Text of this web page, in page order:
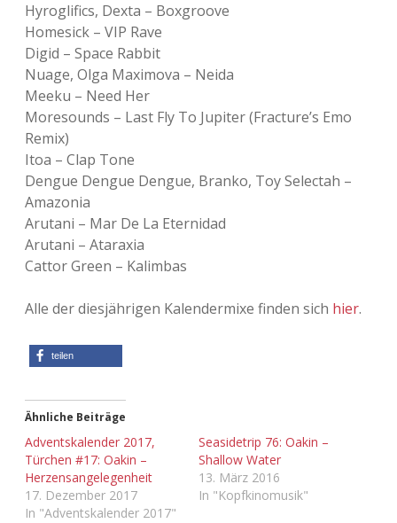
Hyroglifics, Dexta – Boxgroove
Homesick – VIP Rave
Digid – Space Rabbit
Nuage, Olga Maximova – Neida
Meeku – Need Her
Moresounds – Last Fly To Jupiter (Fracture’s Emo
Remix)
Itoa – Clap Tone
Dengue Dengue Dengue, Branko, Toy Selectah –
Amazonia
Arutani – Mar De La Eternidad
Arutani – Ataraxia
Cattor Green – Kalimbas
Alle der diesjährigen Kalendermixe finden sich hier.
teilen
Ähnliche Beiträge
Adventskalender 2017,
Türchen #17: Oakin –
Herzensangelegenheit
17. Dezember 2017
In "Adventskalender 2017"
Seasidetrip 76: Oakin –
Shallow Water
13. März 2016
In "Kopfkinomusik"